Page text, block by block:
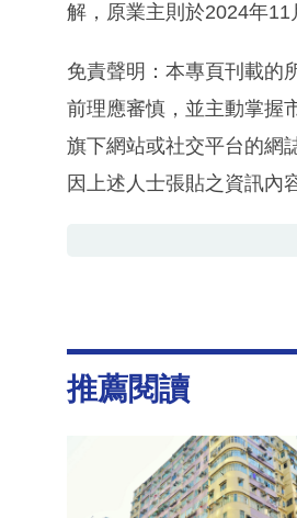
解，原業主則於2024年11
免責聲明：本專頁刊載的
前理應審慎，並主動掌握
旗下網站或社交平台的網
因上述人士張貼之資訊內
推薦閱讀